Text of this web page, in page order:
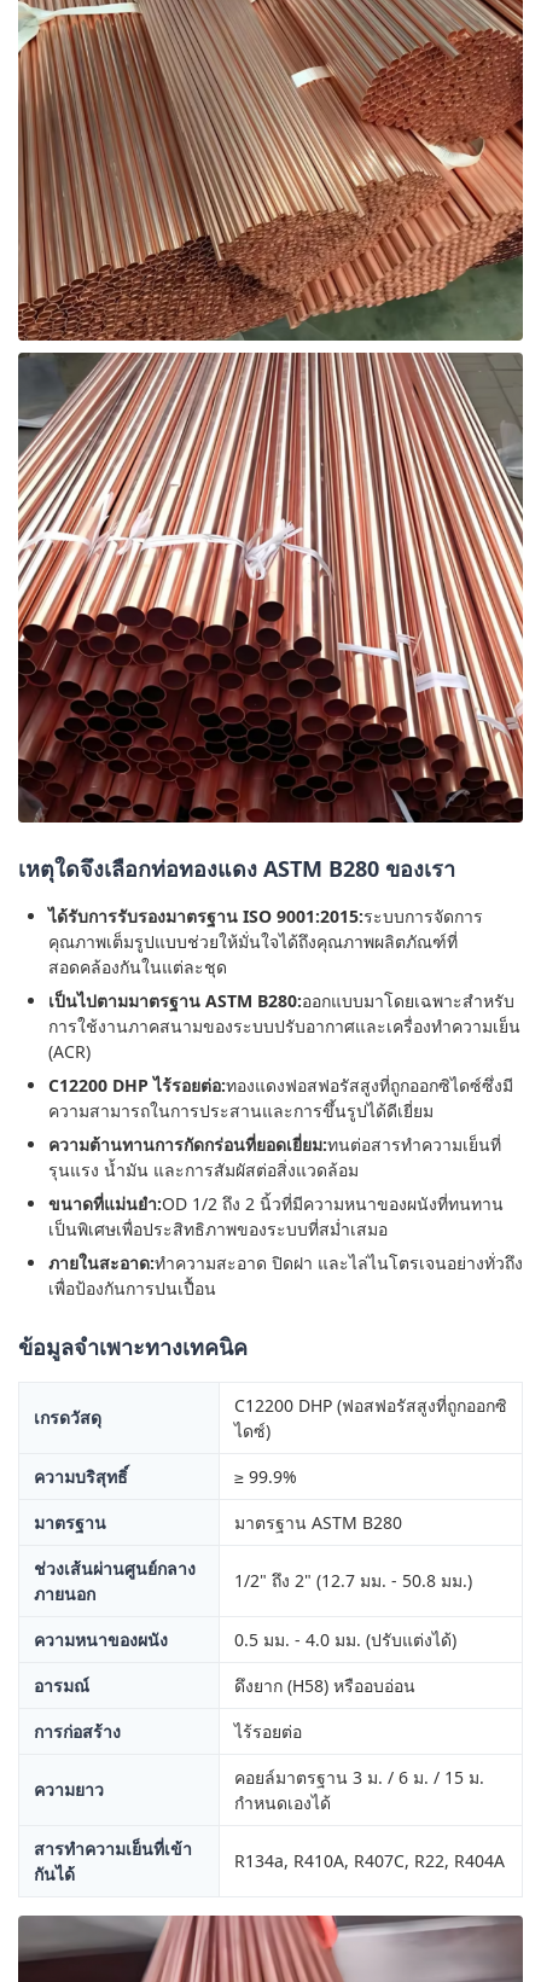
เหตุใดจึงเลือกท่อทองแดง ASTM B280 ของเรา
ได้รับการรับรองมาตรฐาน ISO 9001:2015:ระบบการจัดการ
คุณภาพเต็มรูปแบบช่วยให้มั่นใจได้ถึงคุณภาพผลิตภัณฑ์ที่
สอดคล้องกันในแต่ละชุด
เป็นไปตามมาตรฐาน ASTM B280:ออกแบบมาโดยเฉพาะสำหรับ
การใช้งานภาคสนามของระบบปรับอากาศและเครื่องทำความเย็น
(ACR)
C12200 DHP ไร้รอยต่อ:ทองแดงฟอสฟอรัสสูงที่ถูกออกซิไดซ์ซึ่งมี
ความสามารถในการประสานและการขึ้นรูปได้ดีเยี่ยม
ความต้านทานการกัดกร่อนที่ยอดเยี่ยม:ทนต่อสารทำความเย็นที่
รุนแรง น้ำมัน และการสัมผัสต่อสิ่งแวดล้อม
ขนาดที่แม่นยำ:OD 1/2 ถึง 2 นิ้วที่มีความหนาของผนังที่ทนทาน
เป็นพิเศษเพื่อประสิทธิภาพของระบบที่สม่ำเสมอ
ภายในสะอาด:ทำความสะอาด ปิดฝา และไล่ไนโตรเจนอย่างทั่วถึง
เพื่อป้องกันการปนเปื้อน
ข้อมูลจำเพาะทางเทคนิค
เกรดวัสดุ
C12200 DHP (ฟอสฟอรัสสูงที่ถูกออกซิ
ไดซ์)
ความบริสุทธิ์
≥ 99.9%
มาตรฐาน
มาตรฐาน ASTM B280
ช่วงเส้นผ่านศูนย์กลาง
ภายนอก
1/2" ถึง 2" (12.7 มม. - 50.8 มม.)
ความหนาของผนัง
0.5 มม. - 4.0 มม. (ปรับแต่งได้)
อารมณ์
ดึงยาก (H58) หรืออบอ่อน
การก่อสร้าง
ไร้รอยต่อ
ความยาว
คอยล์มาตรฐาน 3 ม. / 6 ม. / 15 ม.
กำหนดเองได้
สารทำความเย็นที่เข้า
กันได้
R134a, R410A, R407C, R22, R404A